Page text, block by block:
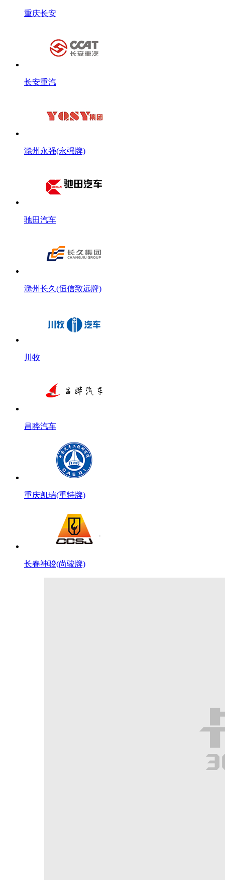
重庆长安
长安重汽
滁州永强(永强牌)
驰田汽车
滁州长久(恒信致远牌)
川牧
昌骅汽车
重庆凯瑞(重特牌)
长春神骏(尚骏牌)